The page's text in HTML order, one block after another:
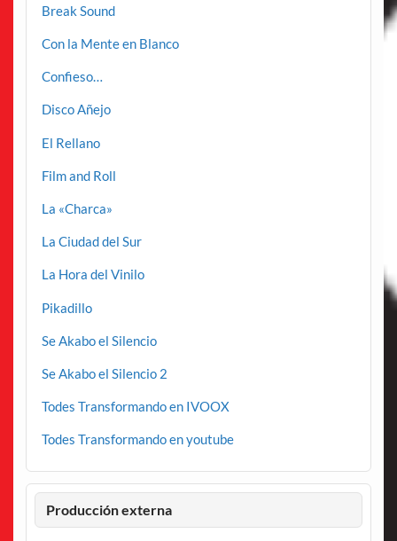
Break Sound
Con la Mente en Blanco
Confieso…
Disco Añejo
El Rellano
Film and Roll
La «Charca»
La Ciudad del Sur
La Hora del Vinilo
Pikadillo
Se Akabo el Silencio
Se Akabo el Silencio 2
Todes Transformando en IVOOX
Todes Transformando en youtube
Producción externa